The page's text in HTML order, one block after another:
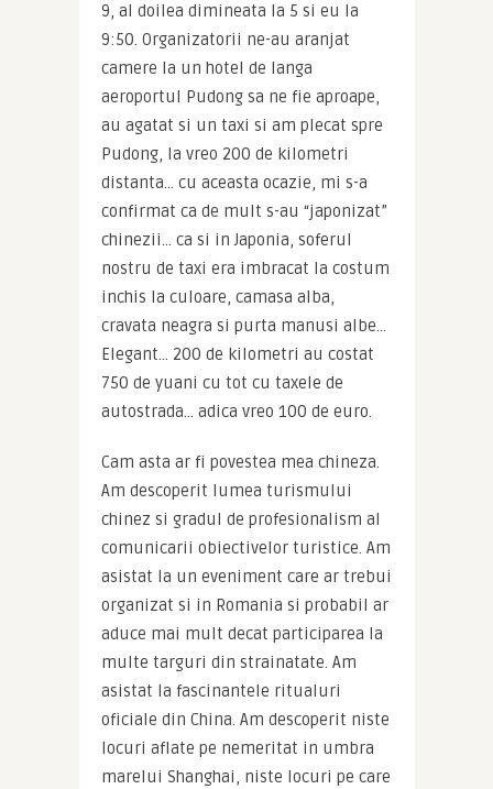
9, al doilea dimineata la 5 si eu la
9:50. Organizatorii ne-au aranjat
camere la un hotel de langa
aeroportul Pudong sa ne fie aproape,
au agatat si un taxi si am plecat spre
Pudong, la vreo 200 de kilometri
distanta… cu aceasta ocazie, mi s-a
confirmat ca de mult s-au “japonizat”
chinezii… ca si in Japonia, soferul
nostru de taxi era imbracat la costum
inchis la culoare, camasa alba,
cravata neagra si purta manusi albe…
Elegant… 200 de kilometri au costat
750 de yuani cu tot cu taxele de
autostrada… adica vreo 100 de euro.
Cam asta ar fi povestea mea chineza.
Am descoperit lumea turismului
chinez si gradul de profesionalism al
comunicarii obiectivelor turistice. Am
asistat la un eveniment care ar trebui
organizat si in Romania si probabil ar
aduce mai mult decat participarea la
multe targuri din strainatate. Am
asistat la fascinantele ritualuri
oficiale din China. Am descoperit niste
locuri aflate pe nemeritat in umbra
marelui Shanghai, niste locuri pe care